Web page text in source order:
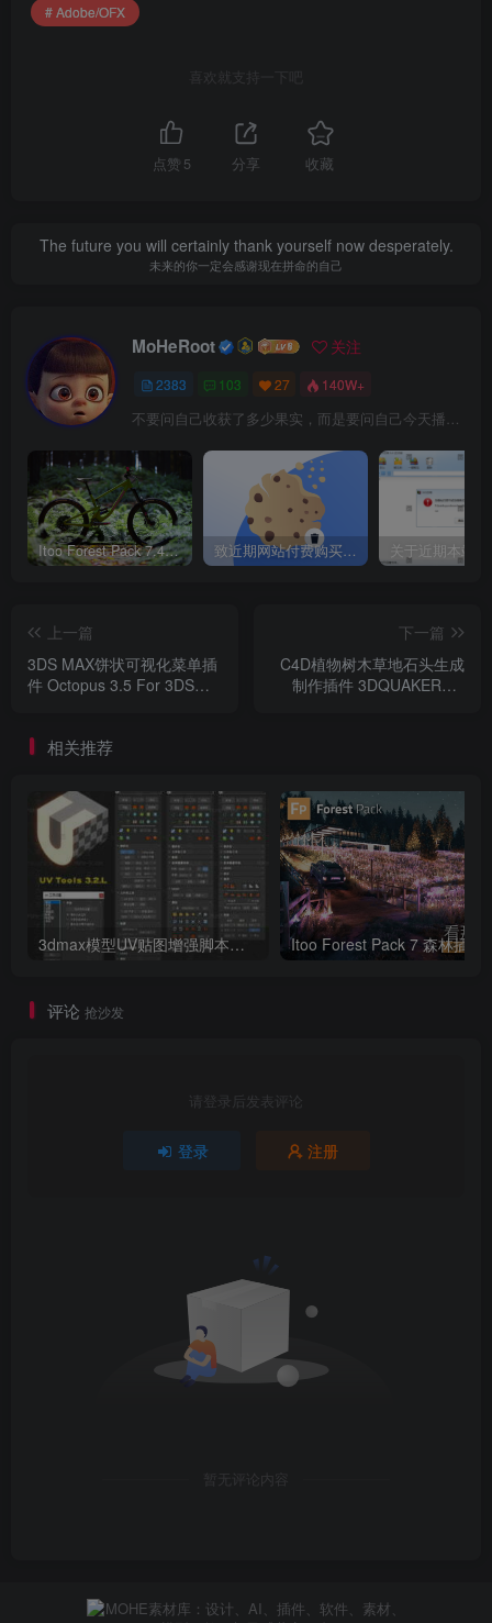
# Adobe/OFX
喜欢就支持一下吧
点赞 5 分享 收藏
The future you will certainly thank yourself now desperately.
未来的你一定会感谢现在拼命的自己
MoHeRoot 关注
2383 103 27 140W+
Itoo Forest Pack 7.4.20 森林插件 For 3DSMAX 2014 ~ 2023 汉化永久版 致近期网站付费购买资源及会员用户后，网页显示依然没有购买解决方法！
上一篇
3DS MAX饼状可视化菜单插
件 Octopus 3.5 For 3DS
下一篇
C4D植物树木草地石头生成
制作插件 3DQUAKERS –
相关推荐
3dmax模型UV贴图增强脚本插件工具UVTools 3.2L 汉化破解版 For 3dmax2014~2023
评论 抢沙发
请登录后发表评论
登录 注册
暂无评论内容